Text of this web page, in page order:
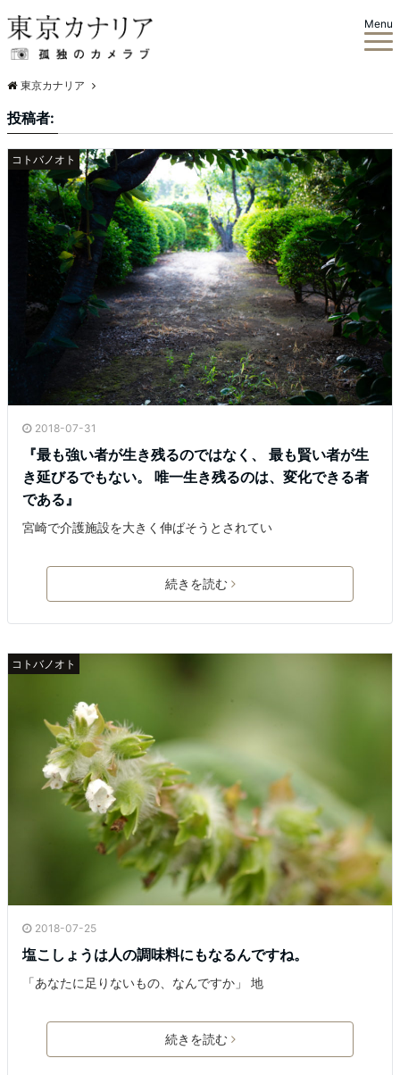
Menu
東京カナリア
投稿者:
コトバノオト
2018-07-31
『最も強い者が生き残るのではなく、 最も賢い者が生
き延びるでもない。 唯一生き残るのは、変化できる者
である』
宮崎で介護施設を大きく伸ばそうとされてい
続きを読む
コトバノオト
2018-07-25
塩こしょうは人の調味料にもなるんですね。
「あなたに足りないもの、なんですか」 地
続きを読む